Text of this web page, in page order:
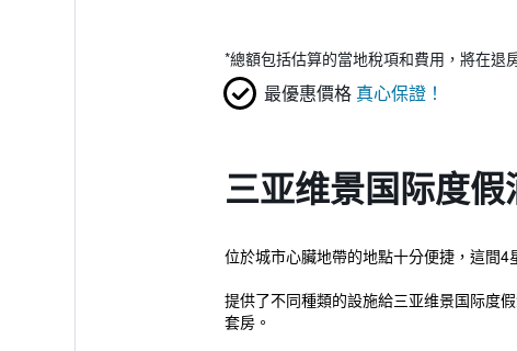
*總額包括估算的當地稅項和費用，將在退
最優惠價格 真心保證！
三亚维景国际度
位於城市心臟地帶的地點十分便捷，這間
提供了不同種類的設施給三亚维景国际度
套房。